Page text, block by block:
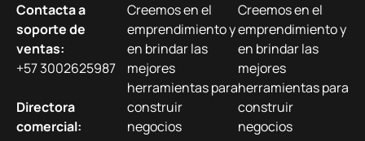
Contacta a
soporte de
ventas:
+57 3002625987
Directora
comercial:
Creemos en el
emprendimiento y
en brindar las
mejores
herramientas para
construir
negocios
Creemos en el
emprendimiento y
en brindar las
mejores
herramientas para
construir
negocios